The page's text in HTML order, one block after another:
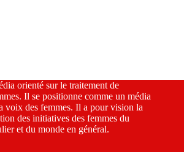
orienté sur le traitement de
Il se positionne comme un média
voix des femmes. Il a pour vision la
des initiatives des femmes du
et du monde en général.